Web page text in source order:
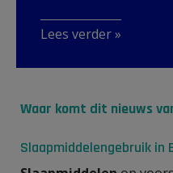
Lees verder »
Waar komt dit nieuws
Slaapmiddelengebruik in